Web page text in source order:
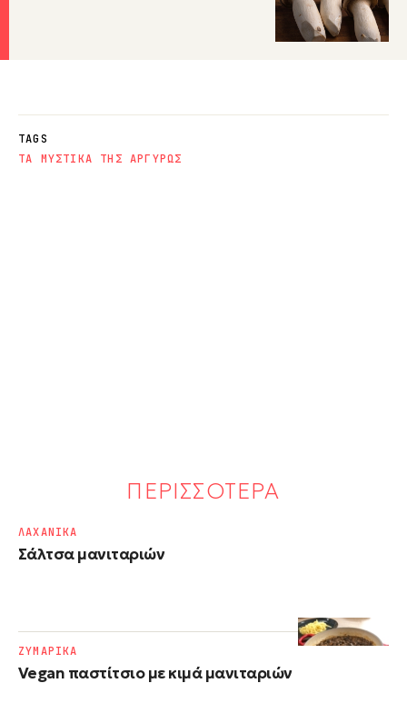
TAGS
ΤΑ ΜΥΣΤΙΚΑ ΤΗΣ ΑΡΓΥΡΩΣ
ΠΕΡΙΣΣΟΤΕΡΑ
Σάλτσα μανιταριών
ΛΑΧΑΝΙΚΑ
Vegan παστίτσιο με κιμά μανιταριών
ΖΥΜΑΡΙΚΑ